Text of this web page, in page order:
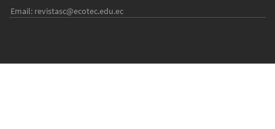
Email: revistasc@ecotec.edu.ec